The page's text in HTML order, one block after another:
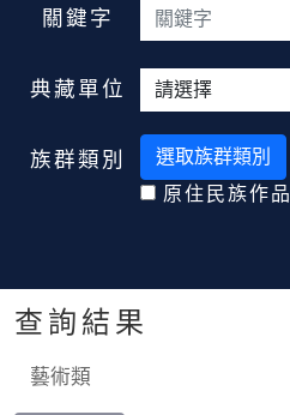
關鍵字
典藏單位
族群類別
選取族群類別
原住民族作品
查詢結果
藝術類